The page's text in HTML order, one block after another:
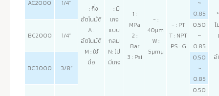
- : กึ่ง
อัตโนมัติ
A :
อัตโนมัติ
M : ใช้
มือ
- : มี
เกจ
แบบ
กลม
N: ไม่
มีเกจ
1 :
MPa
2 :
Bar
3 : Psi
- :
40µm
W :
5µmµ
- : PT
T : NPT
PS : G
อั
AC2000 1/4”
~
0.85
BC2000 1/4”
0.50
~
0.85
BC3000 3/8”
0.50
~
0.85
0.50